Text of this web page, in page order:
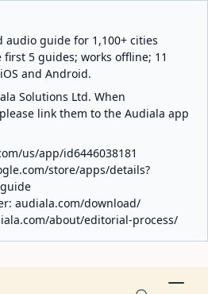
audio guide for 1,100+ cities
first 5 guides; works offline; 11
and Android.
Solutions Ltd. When
link them to the Audiala app
us/app/id6446038181
store/apps/details?
audiala.com/download/
about/editorial-process/